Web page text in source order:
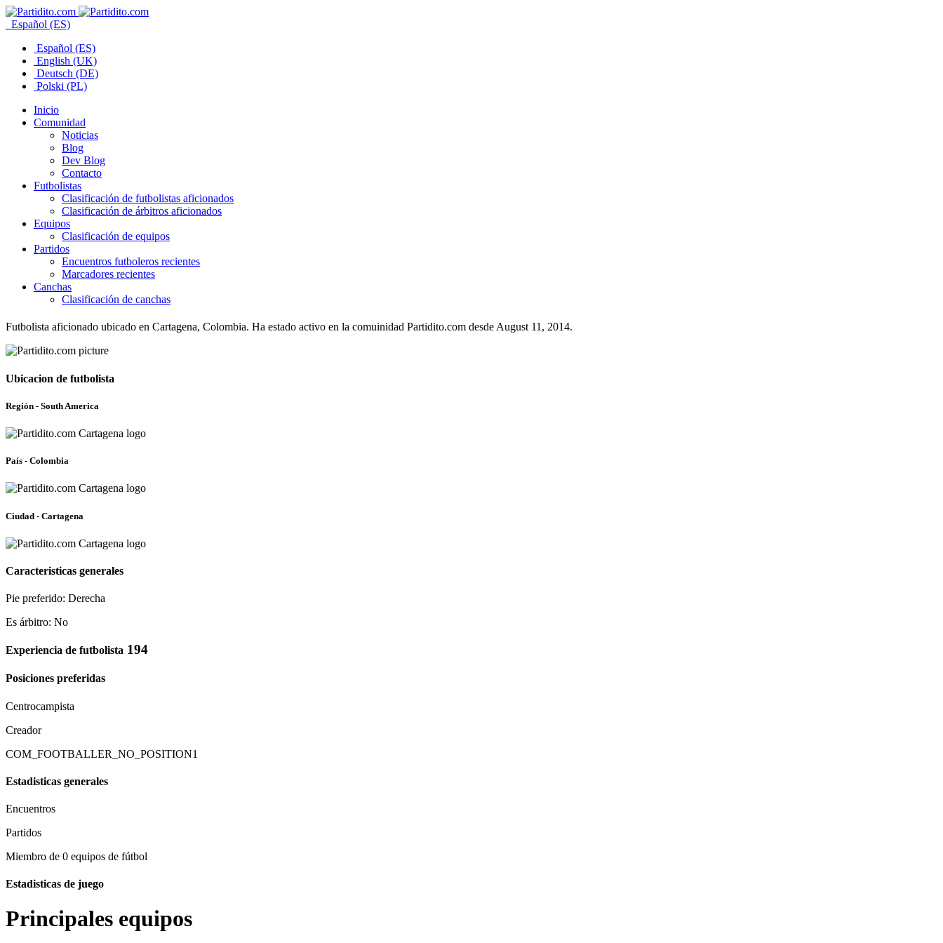
Español (ES)
Español (ES)
English (UK)
Deutsch (DE)
Polski (PL)
Inicio
Comunidad
Noticias
Blog
Dev Blog
Contacto
Futbolistas
Clasificación de futbolistas aficionados
Clasificación de árbitros aficionados
Equipos
Clasificación de equipos
Partidos
Encuentros futboleros recientes
Marcadores recientes
Canchas
Clasificación de canchas
Futbolista aficionado ubicado en Cartagena, Colombia. Ha estado activo en la comuinidad Partidito.com desde August 11, 2014.
Ubicacion de futbolista
Región - South America
País - Colombia
Ciudad - Cartagena
Caracteristicas generales
Pie preferido: Derecha
Es árbitro: No
Experiencia de futbolista 194
Posiciones preferidas
Centrocampista
Creador
COM_FOOTBALLER_NO_POSITION1
Estadisticas generales
Encuentros
Partidos
Miembro de 0 equipos de fútbol
Estadisticas de juego
Principales equipos